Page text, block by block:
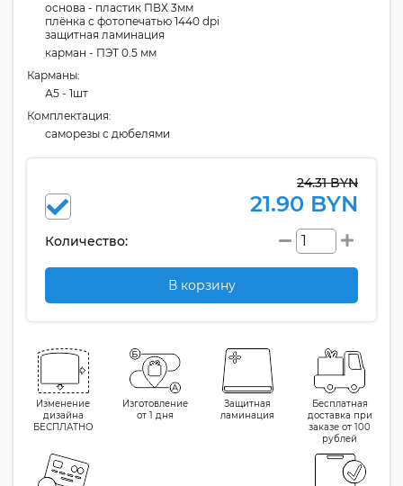
основа - пластик ПВХ 3мм
плёнка с фотопечатью 1440 dpi
защитная ламинация
карман - ПЭТ 0.5 мм
Карманы:
А5 - 1шт
Комплектация:
cаморезы с дюбелями
24.31 BYN
21.90 BYN
Количество:
В корзину
Изменение
дизайна
БЕСПЛАТНО
Изготовление
от 1 дня
Защитная
ламинация
Бесплатная
доставка при
заказе от 100
рублей